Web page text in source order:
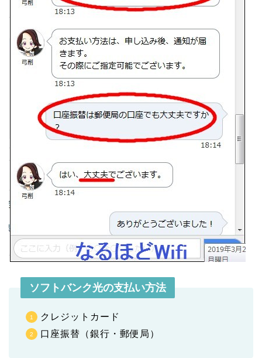
ソフトバンク光の支払い方法
クレジットカード
口座振替（銀行・郵便局）